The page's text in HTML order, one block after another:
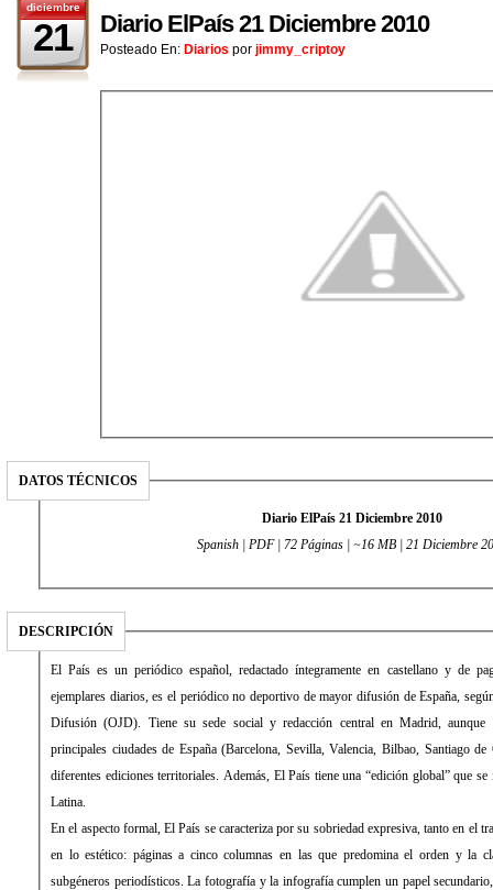
diciembre
21 Diario ElPaís 21 Diciembre 2010
Posteado En: Diarios por jimmy_criptoy
DATOS TÉCNICOS
Diario ElPaís 21 Diciembre 2010
Spanish | PDF | 72 Páginas | ~16 MB | 21 Diciembre
DESCRIPCIÓN
El País es un periódico español, redactado íntegramente en castellano y de
ejemplares diarios, es el periódico no deportivo de mayor difusión de España,
Difusión (OJD). Tiene su sede social y redacción central en Madrid, aunque
principales ciudades de España (Barcelona, Sevilla, Valencia, Bilbao, Santiago de
diferentes ediciones territoriales. Además, El País tiene una “edición global” que
Latina.
En el aspecto formal, El País se caracteriza por su sobriedad expresiva, tanto en el
en lo estético: páginas a cinco columnas en las que predomina el orden y la
subgéneros periodísticos. La fotografía y la infografía cumplen un papel